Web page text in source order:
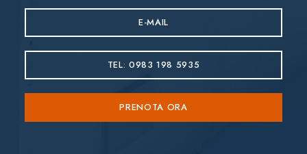
E-MAIL
TEL: 0983 198 5935
PRENOTA ORA